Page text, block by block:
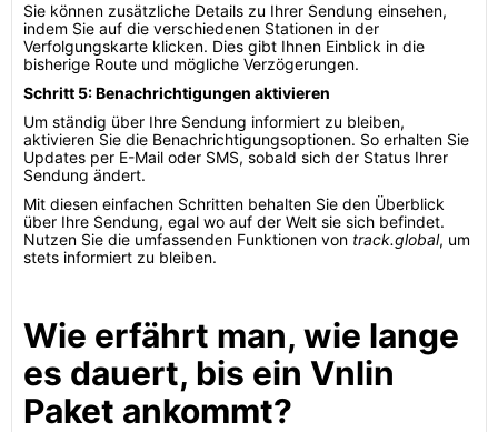
Sie können zusätzliche Details zu Ihrer Sendung einsehen,
indem Sie auf die verschiedenen Stationen in der
Verfolgungskarte klicken. Dies gibt Ihnen Einblick in die
bisherige Route und mögliche Verzögerungen.
Schritt 5: Benachrichtigungen aktivieren
Um ständig über Ihre Sendung informiert zu bleiben,
aktivieren Sie die Benachrichtigungsoptionen. So erhalten Sie
Updates per E-Mail oder SMS, sobald sich der Status Ihrer
Sendung ändert.
Mit diesen einfachen Schritten behalten Sie den Überblick
über Ihre Sendung, egal wo auf der Welt sie sich befindet.
Nutzen Sie die umfassenden Funktionen von track.global, um
stets informiert zu bleiben.
Wie erfährt man, wie lange
es dauert, bis ein Vnlin
Paket ankommt?